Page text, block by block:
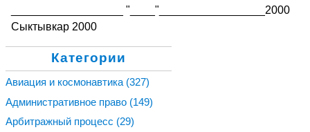
__________________ "____"_________________2000
Сыктывкар 2000
Категории
Авиация и космонавтика (327)
Административное право (149)
Арбитражный процесс (29)